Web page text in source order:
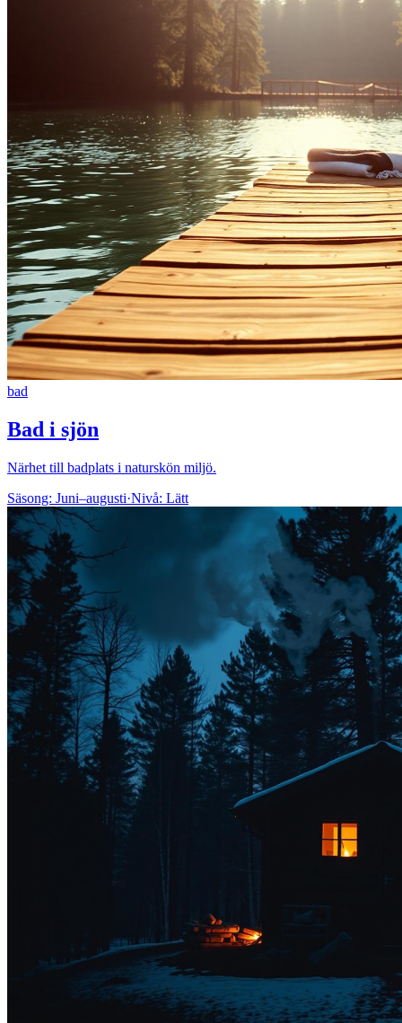
bad
Bad i sjön
Närhet till badplats i naturskön miljö.
Säsong: Juni–augusti·Nivå: Lätt